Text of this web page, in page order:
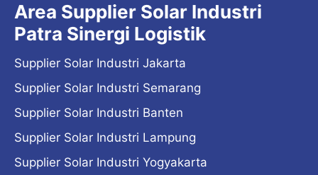
Area Supplier Solar Industri
Patra Sinergi Logistik
Supplier Solar Industri Jakarta
Supplier Solar Industri Semarang
Supplier Solar Industri Banten
Supplier Solar Industri Lampung
Supplier Solar Industri Yogyakarta